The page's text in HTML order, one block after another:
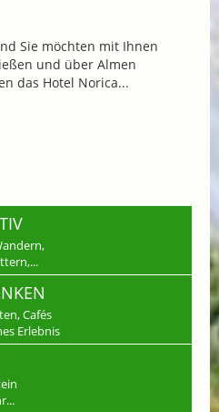
Sie möchten mit Ihnen
und über Almen
das Hotel Norica...
Cafés
Erlebnis